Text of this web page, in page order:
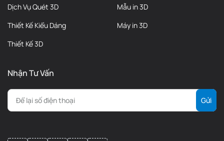
Dịch Vụ Quét 3D
Thiết Kế Kiểu Dáng
Thiết Kế 3D
Mẫu in 3D
Máy in 3D
Nhận Tư Vấn